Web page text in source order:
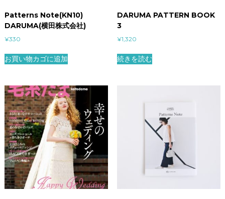
Patterns Note(KN10)
DARUMA(横田株式会社)
¥330
お買い物カゴに追加
DARUMA PATTERN BOOK
3
¥1,320
続きを読む